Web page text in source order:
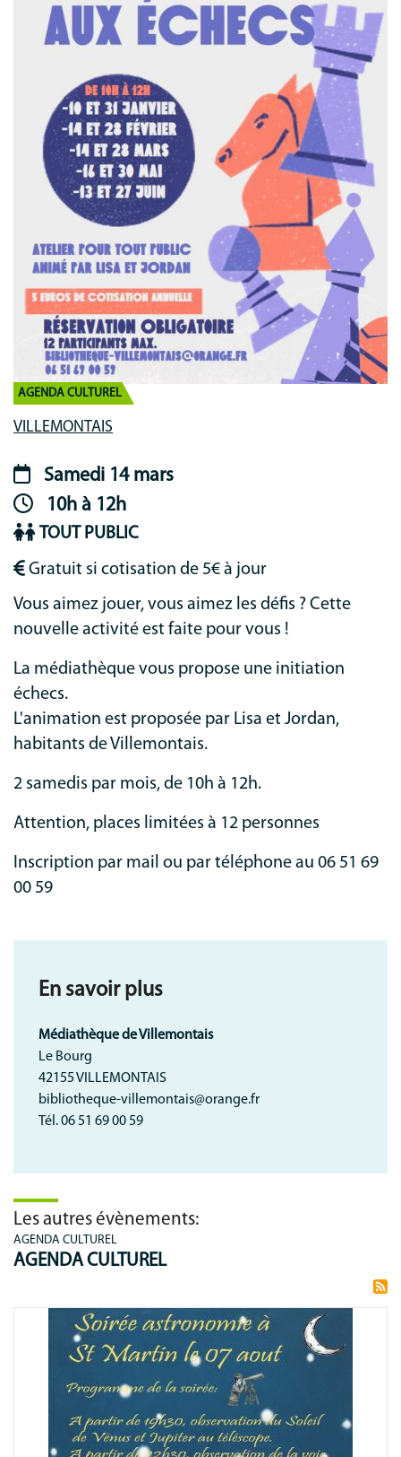
Communication
AGENDA CULTUREL
Lieu-
VILLEMONTAIS
Période
animation
Samedi 14 mars
10h à 12h
TOUT PUBLIC
Gratuit si cotisation de 5€ à jour
Vous aimez jouer, vous aimez les défis ? Cette
nouvelle activité est faite pour vous !
La médiathèque vous propose une initiation
échecs.
L'animation est proposée par Lisa et Jordan,
habitants de Villemontais.
2 samedis par mois, de 10h à 12h.
Attention, places limitées à 12 personnes
Inscription par mail ou par téléphone au 06 51 69
00 59
En savoir plus
Médiathèque de Villemontais
Le Bourg
42155 VILLEMONTAIS
bibliotheque-villemontais@orange.fr
Tél. 06 51 69 00 59
Les autres évènements:
AGENDA CULTUREL
AGENDA CULTUREL